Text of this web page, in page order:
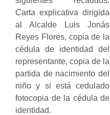
Carta explicativa dirigida
al Alcalde Luis Jonás
Reyes Flores, copia de la
cédula de identidad del
representante, copia de la
partida de nacimiento del
niño y si está cedulado
fotocopia de la cédula de
identidad.